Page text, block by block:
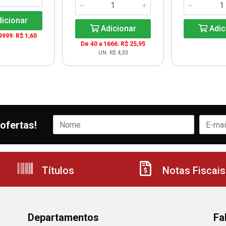
R$ 1,60
Adicionar
De 40 a 1666: R$ 25,95
UN: R$ 4,33
Títulos Notas Fiscais
Departamentos